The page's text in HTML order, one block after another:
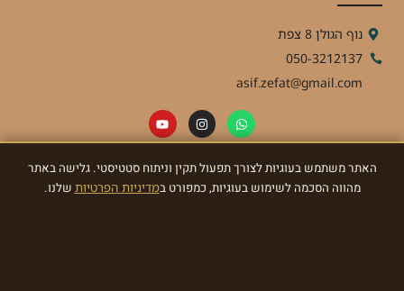
האתר משתמש בעוגיות לצורך תפעול תקין וניתוח סטטיסטי. גלישה באתר
מהווה הסכמה לשימוש בעוגיות, כמפורט במדיניות הפרטיותשלנו.
נוף הגולן 8 צפת
050-3212137
asif.zefat@gmail.com
ניוזלטר